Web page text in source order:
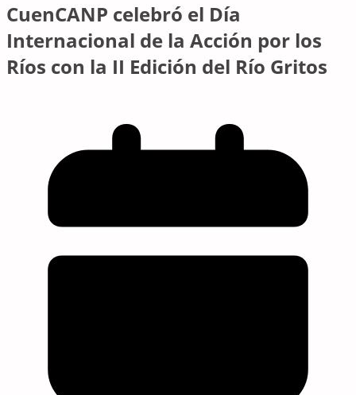
CuenCANP celebró el Día
Internacional de la Acción por los
Ríos con la II Edición del Río Gritos